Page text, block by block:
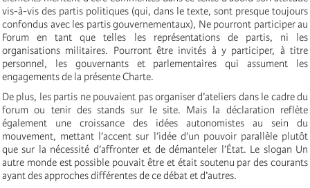
vis-à-vis des partis politiques (qui, dans le texte, sont presque toujours
confondus avec les partis gouvernementaux), Ne pourront participer au
Forum en tant que telles les représentations de partis, ni les
organisations militaires. Pourront être invités à y participer, à titre
personnel, les gouvernants et parlementaires qui assument les
engagements de la présente Charte.
De plus, les partis ne pouvaient pas organiser d’ateliers dans le cadre du
forum ou tenir des stands sur le site. Mais la déclaration reflète
également une croissance des idées autonomistes au sein du
mouvement, mettant l’accent sur l’idée d’un pouvoir parallèle plutôt
que sur la nécessité d’affronter et de démanteler l’État. Le slogan Un
autre monde est possible pouvait être et était soutenu par des courants
ayant des approches différentes de ce débat et d’autres.